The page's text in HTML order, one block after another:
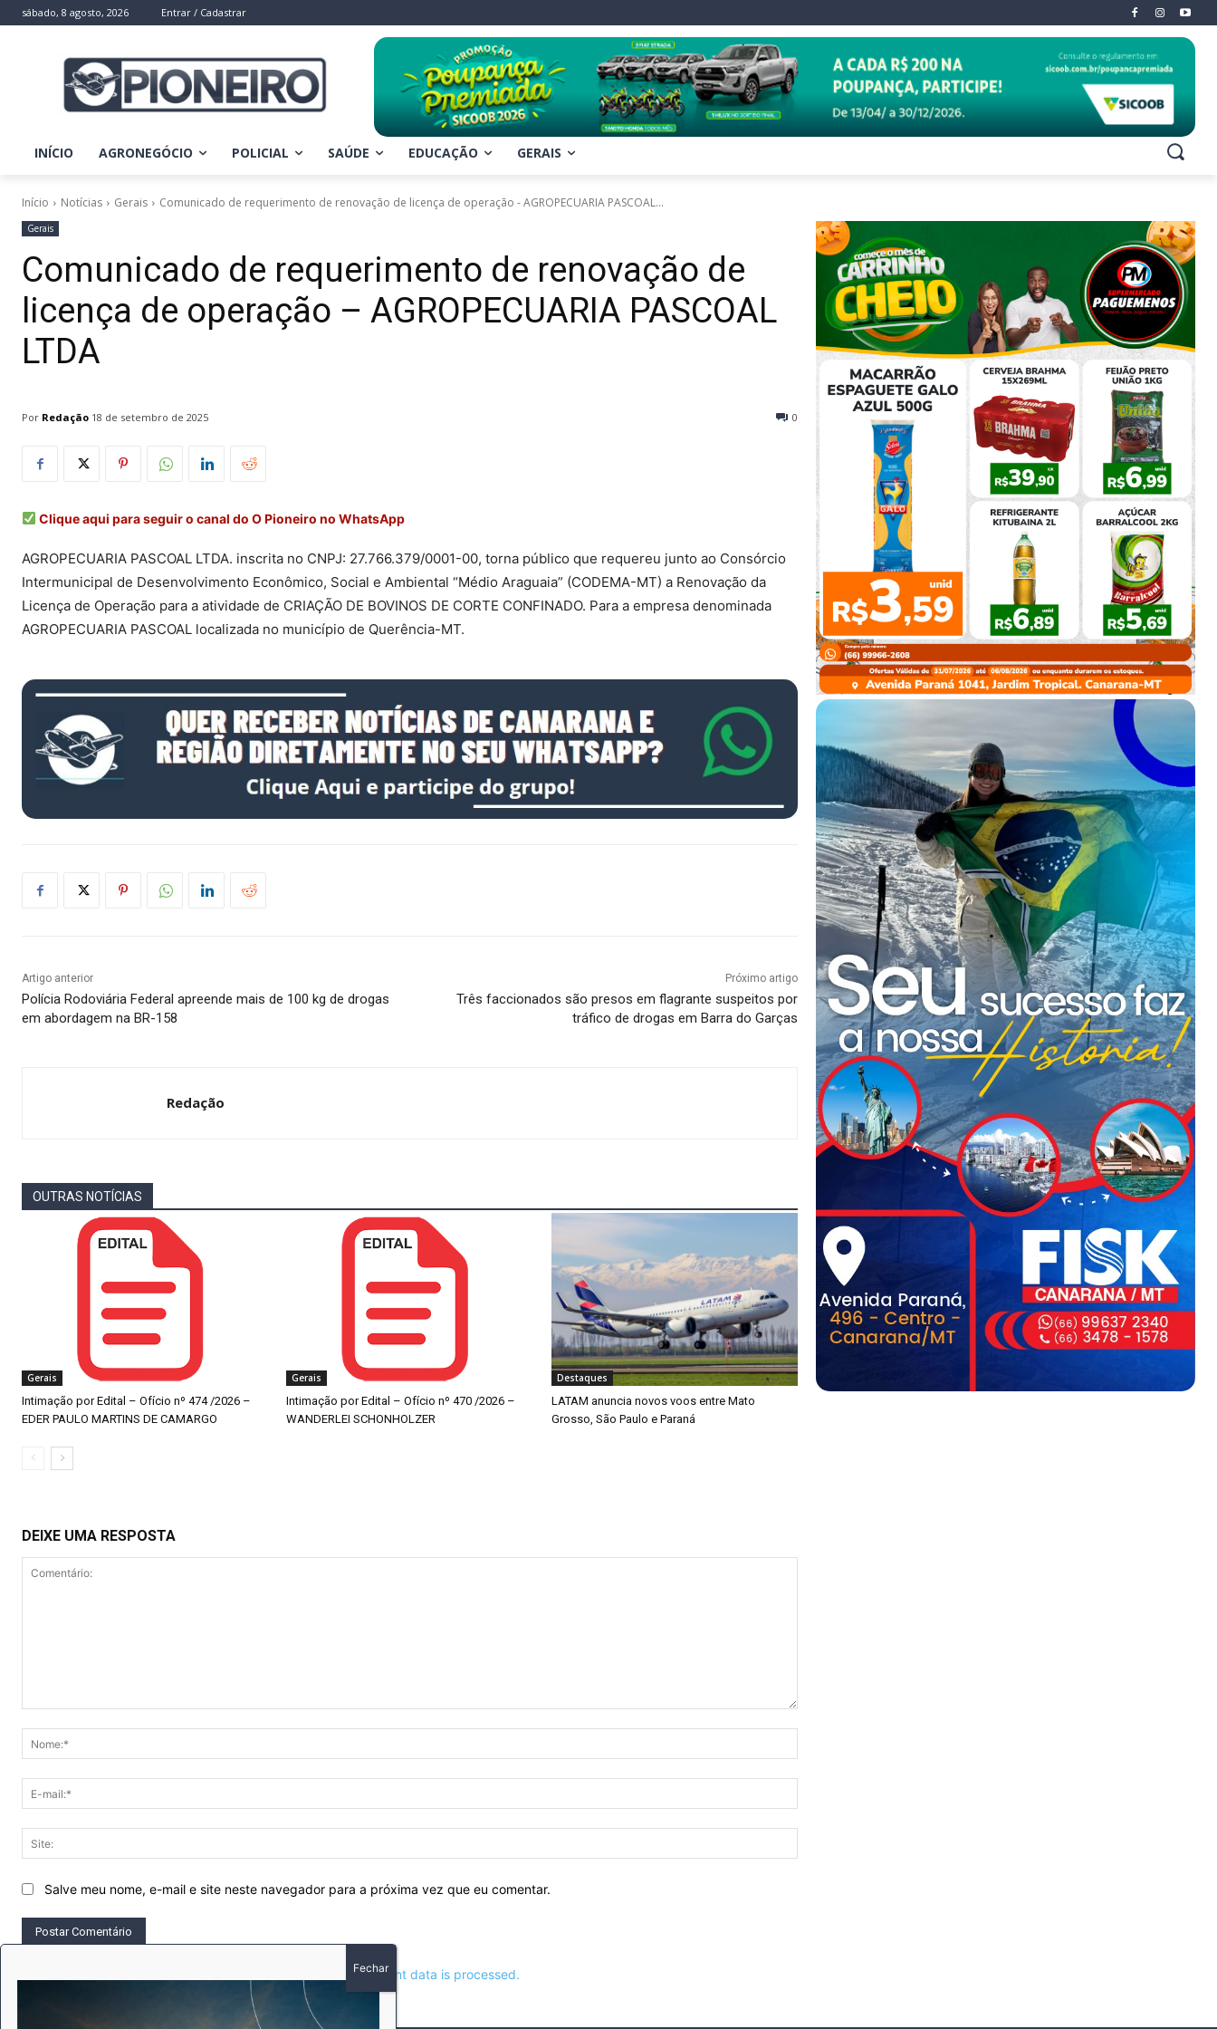
sábado, 8 agosto, 2026 Entrar / Cadastrar
INÍCIO AGRONEGÓCIO POLICIAL SAÚDE EDUCAÇÃO GERAIS
Início Notícias Gerais Comunicado de requerimento de renovação de licença de operação - AGROPECUARIA PASCOAL...
Gerais
Comunicado de requerimento de renovação de
licença de operação – AGROPECUARIA PASCOAL
LTDA
Por Redação 0
18 de setembro de 2025
Clique aqui para seguir o canal do O Pioneiro no WhatsApp
AGROPECUARIA PASCOAL LTDA. inscrita no CNPJ: 27.766.379/0001-00, torna público que requereu junto ao Consórcio
Intermunicipal de Desenvolvimento Econômico, Social e Ambiental “Médio Araguaia” (CODEMA-MT) a Renovação da
Licença de Operação para a atividade de CRIAÇÃO DE BOVINOS DE CORTE CONFINADO. Para a empresa denominada
AGROPECUARIA PASCOAL localizada no município de Querência-MT.
Artigo anterior
Polícia Rodoviária Federal apreende mais de 100 kg de drogas
em abordagem na BR-158
Próximo artigo
Três faccionados são presos em flagrante suspeitos por
tráfico de drogas em Barra do Garças
Redação
OUTRAS NOTÍCIAS
Gerais
Intimação por Edital – Ofício nº 474 /2026 –
EDER PAULO MARTINS DE CAMARGO
Gerais
Intimação por Edital – Ofício nº 470 /2026 –
WANDERLEI SCHONHOLZER
Destaques
LATAM anuncia novos voos entre Mato
Grosso, São Paulo e Paraná
DEIXE UMA RESPOSTA
mail:*
Salve meu nome, e-mail e site neste navegador para a próxima vez que eu comentar.
Learn how your comment data is processed.